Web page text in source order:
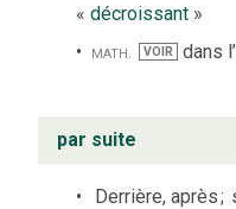
« décroissant »
math.
VOIR dans
par suite
Derrière, après;